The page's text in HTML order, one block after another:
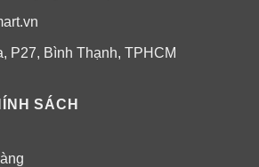
ngọn.
P27, Bình Thạnh, TPHCM
SÁCH